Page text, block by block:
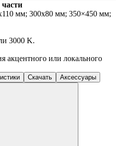
мм; 300x80 мм; 350×450 мм;
3000 K.
акцентного или локального
Скачать Аксессуары